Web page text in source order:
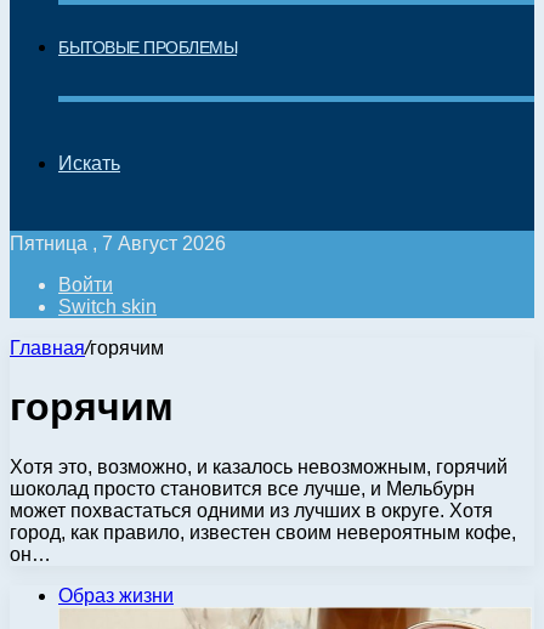
БЫТОВЫЕ ПРОБЛЕМЫ
Искать
Пятница , 7 Август 2026
Войти
Switch skin
Главная/горячим
горячим
Хотя это, возможно, и казалось невозможным, горячий
шоколад просто становится все лучше, и Мельбурн
может похвастаться одними из лучших в округе. Хотя
город, как правило, известен своим невероятным кофе,
он…
Образ жизни